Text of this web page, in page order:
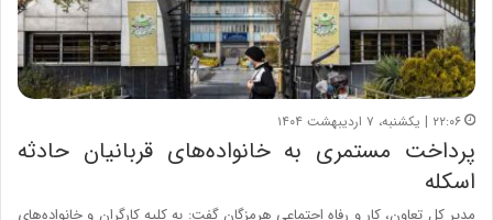
۲۲:۰۶ | یکشنبه، ۷ اردیبهشت ۱۴۰۴
پرداخت مستمری به خانواده‌های قربانیان حادثه
اسکله
مدیر کل تعاون، کار و رفاه اجتماعی هرمزگان گفت: به کلیه کارگران و خانواده‌های